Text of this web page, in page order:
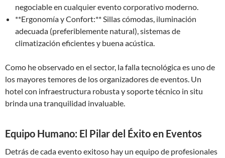
negociable en cualquier evento corporativo moderno.
**Ergonomía y Confort:** Sillas cómodas, iluminación
adecuada (preferiblemente natural), sistemas de
climatización eficientes y buena acústica.
Como he observado en el sector, la falla tecnológica es uno de
los mayores temores de los organizadores de eventos. Un
hotel con infraestructura robusta y soporte técnico in situ
brinda una tranquilidad invaluable.
Equipo Humano: El Pilar del Éxito en Eventos
Detrás de cada evento exitoso hay un equipo de profesionales